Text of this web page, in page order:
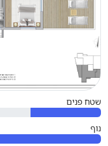
שטח פנים
נוף